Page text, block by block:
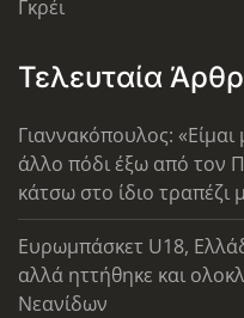
Γκρέι
Τελευταία
Γιαννακόπουλος:
άλλο πόδι έξω από τον
κάτσω στο ίδιο
Ευρωμπάσκετ U18,
αλλά ηττήθηκε και
Νεανίδων